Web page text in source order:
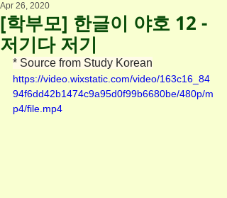
[학부모] 한글이 야호 12 -
저기다 저기
Apr 26, 2020
* Source from Study Korean
https://video.wixstatic.com/video/163c16_84
94f6dd42b1474c9a95d0f99b6680be/480p/m
p4/file.mp4